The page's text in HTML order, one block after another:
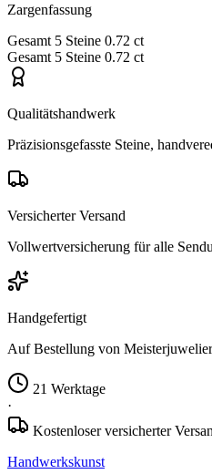
Zargenfassung
Gesamt 5 Steine 0.72 ct
Gesamt 5 Steine 0.72 ct
Qualitätshandwerk
Präzisionsgefasste Steine,
Versicherter Versand
Vollwertversicherung für alle
Handgefertigt
Auf Bestellung von
21 Werktage
·
Kostenloser versicherter
Handwerkskunst